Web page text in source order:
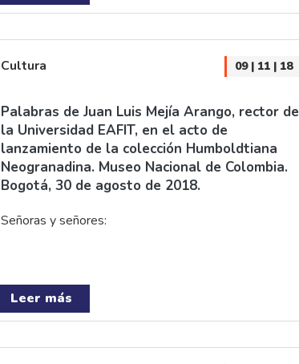
Cultura 09 | 11 | 18
Palabras de Juan Luis Mejía Arango, rector de
la Universidad EAFIT, en el acto de
lanzamiento de la colección Humboldtiana
Neogranadina. Museo Nacional de Colombia.
Bogotá, 30 de agosto de 2018.
Señoras y señores:
Leer más